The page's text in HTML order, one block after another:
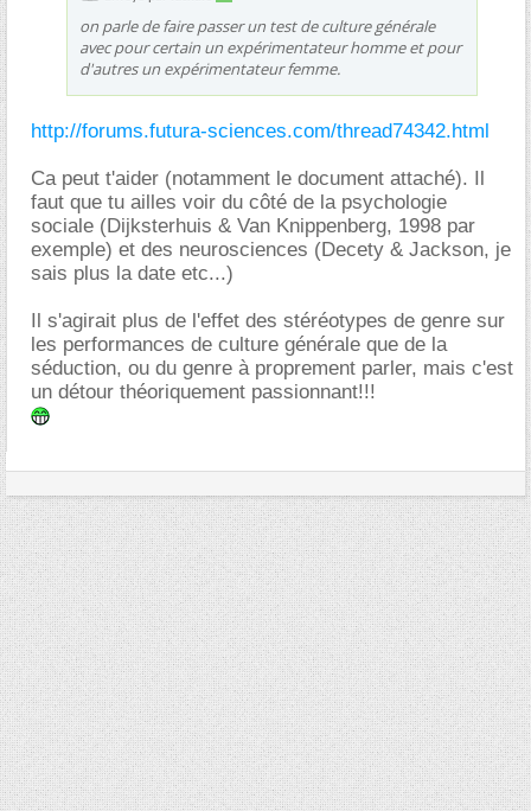
on parle de faire passer un test de culture générale
avec pour certain un expérimentateur homme et pour
d'autres un expérimentateur femme.
http://forums.futura-sciences.com/thread74342.html
Ca peut t'aider (notamment le document attaché). Il
faut que tu ailles voir du côté de la psychologie
sociale (Dijksterhuis & Van Knippenberg, 1998 par
exemple) et des neurosciences (Decety & Jackson, je
sais plus la date etc...)
Il s'agirait plus de l'effet des stéréotypes de genre sur
les performances de culture générale que de la
séduction, ou du genre à proprement parler, mais c'est
un détour théoriquement passionnant!!!